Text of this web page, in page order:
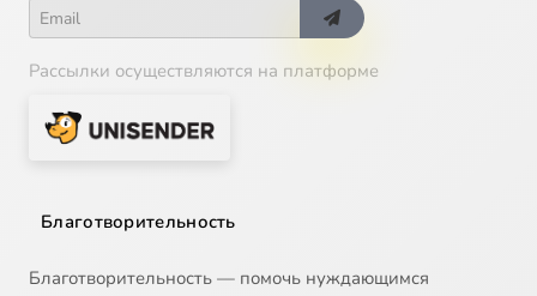
Рассылки осуществляются на платформе
Благотворительность
Благотворительность — помочь нуждающимся